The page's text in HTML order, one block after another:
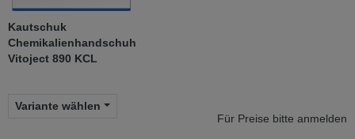
Kautschuk
Chemikalienhandschuh
Vitoject 890 KCL
Variante wählen
Für Preise bitte anmelden